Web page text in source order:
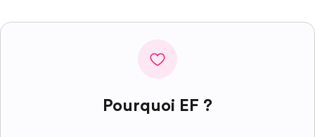
Pourquoi EF ?